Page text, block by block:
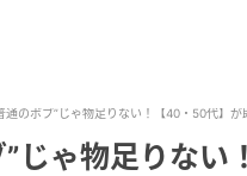
通のボブ”じゃ物足りない！【40・50代】
”じゃ物足りな